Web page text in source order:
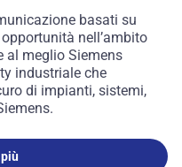
basati su
nell’ambito
al meglio Siemens
industriale che
di impianti, sistemi,